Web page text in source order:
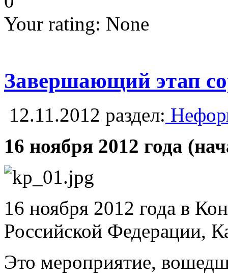
Your rating: None
Завершающий этап
12.11.2012 раздел:
16 ноября 2012 года
16 ноября 2012 года в
Российской Федерации,
Это мероприятие,